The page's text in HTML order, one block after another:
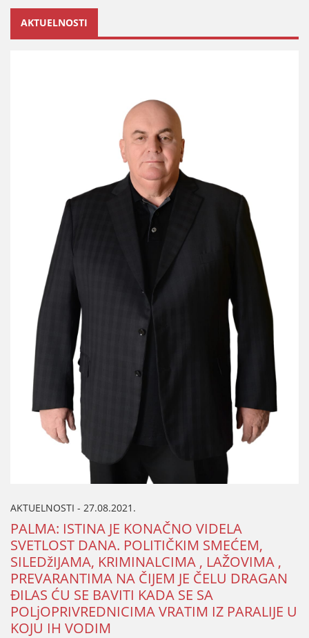
AKTUELNOSTI
AKTUELNOSTI - 27.08.2021.
PALMA: ISTINA ЈE KONAČNO VIDELA
SVETLOST DANA. POLITIČKIM SMEĆEM,
SILEDžIЈAMA, KRIMINALCIMA , LAŽOVIMA ,
PREVARANTIMA NA ČIЈEM ЈE ČELU DRAGAN
ĐILAS ĆU SE BAVITI KADA SE SA
POLjOPRIVREDNICIMA VRATIM IZ PARALIЈE U
KOЈU IH VODIM